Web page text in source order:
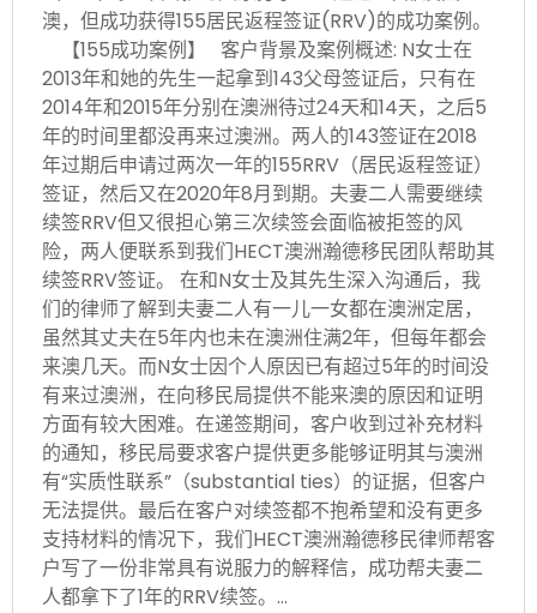
澳，但成功获得155居民返程签证(RRV)的成功案例。
【155成功案例】 客户背景及案例概述: N女士在
2013年和她的先生一起拿到143父母签证后，只有在
2014年和2015年分别在澳洲待过24天和14天，之后5
年的时间里都没再来过澳洲。两人的143签证在2018
年过期后申请过两次一年的155RRV（居民返程签证）
签证，然后又在2020年8月到期。夫妻二人需要继续
续签RRV但又很担心第三次续签会面临被拒签的风
险，两人便联系到我们HECT澳洲瀚德移民团队帮助其
续签RRV签证。 在和N女士及其先生深入沟通后，我
们的律师了解到夫妻二人有一儿一女都在澳洲定居，
虽然其丈夫在5年内也未在澳洲住满2年，但每年都会
来澳几天。而N女士因个人原因已有超过5年的时间没
有来过澳洲，在向移民局提供不能来澳的原因和证明
方面有较大困难。在递签期间，客户收到过补充材料
的通知，移民局要求客户提供更多能够证明其与澳洲
有“实质性联系”（substantial ties）的证据，但客户
无法提供。最后在客户对续签都不抱希望和没有更多
支持材料的情况下，我们HECT澳洲瀚德移民律师帮客
户写了一份非常具有说服力的解释信，成功帮夫妻二
人都拿下了1年的RRV续签。…